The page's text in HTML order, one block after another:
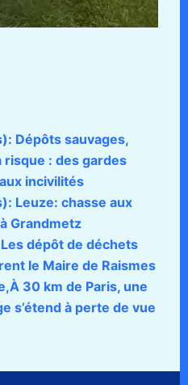
Dépôts sauvages,
: des gardes
incivilités
Leuze: chasse aux
Grandmetz
dépôt de déchets
le Maire de Raismes
30 km de Paris, une
s’étend à perte de vue